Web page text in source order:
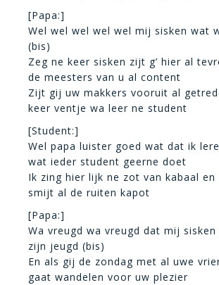
[Papa:]
Wel wel wel wel wel mij sisken wat
(bis)
Zeg ne keer sisken zijt g’ hier al
de meesters van u al content
Zijt gij uw makkers vooruit al
keer ventje wa leer ne student
[Student:]
Wel papa luister goed wat dat ik
wat ieder student geerne doet
Ik zing hier lijk ne zot van kabaal
smijt al de ruiten kapot
[Papa:]
Wa vreugd wa vreugd dat mij
zijn jeugd (bis)
En als gij de zondag met al uwe
gaat wandelen voor uw plezier